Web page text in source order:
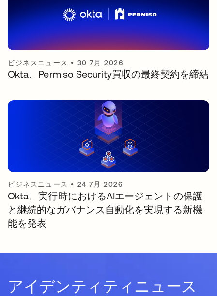
ビジネスニュース • 30 7月 2026
Okta、Permiso Security買収の最終契約を締結
ビジネスニュース • 24 7月 2026
Okta、実行時におけるAIエージェントの保護
と継続的なガバナンス自動化を実現する新機
能を発表
アイデンティティニュース